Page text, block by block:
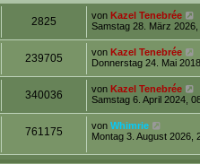
2825 von Kazel Tenebrée
Samstag 28. März 2026,
239705 von Kazel Tenebrée
Donnerstag 24. Mai
340036 von Kazel Tenebrée
Samstag 6. April 2024,
761175 von Whimrie
Montag 3. August 2026,